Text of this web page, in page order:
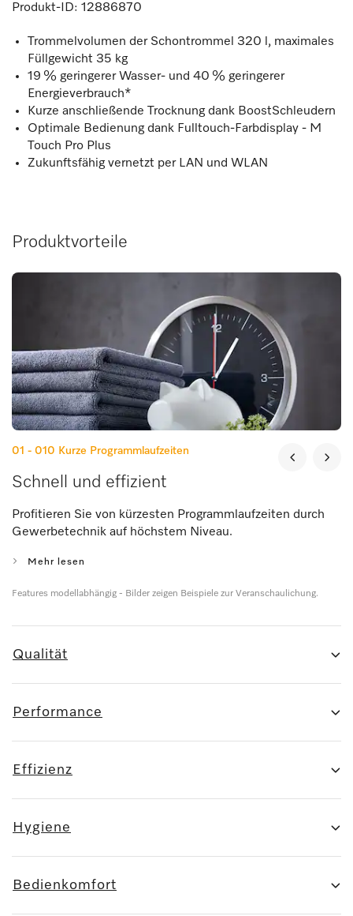
Produkt-ID: 12886870
Trommelvolumen der Schontrommel 320 l, maximales
Füllgewicht 35 kg
19 % geringerer Wasser- und 40 % geringerer
Energieverbrauch*
Kurze anschließende Trocknung dank BoostSchleudern
Optimale Bedienung dank Fulltouch-Farbdisplay - M
Touch Pro Plus
Zukunftsfähig vernetzt per LAN und WLAN
Produktvorteile
01 - 010 Kurze Programmlaufzeiten
Schnell und effizient
Profitieren Sie von kürzesten Programmlaufzeiten durch
Gewerbetechnik auf höchstem Niveau.
Mehr lesen
Features modellabhängig - Bilder zeigen Beispiele zur Veranschaulichung.
Qualität
Performance
Effizienz
Hygiene
Bedienkomfort